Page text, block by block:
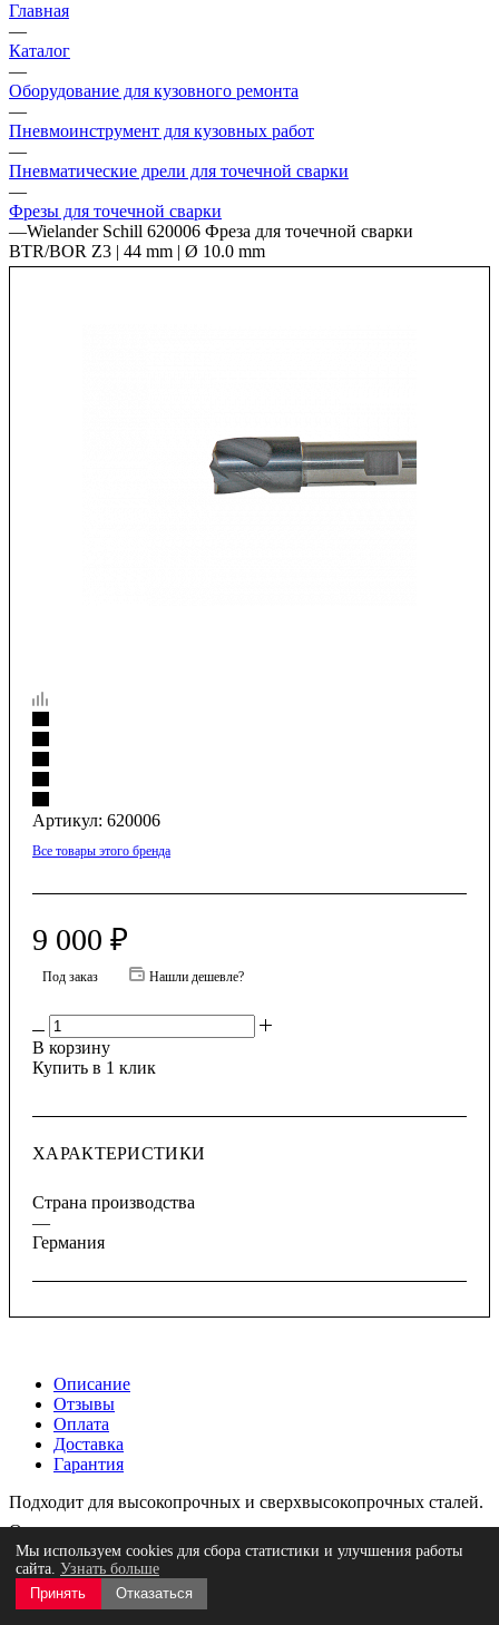
Главная
—
Каталог
—
Оборудование для кузовного ремонта
—
Пневмоинструмент для кузовных работ
—
Пневматические дрели для точечной сварки
—
Фрезы для точечной сварки
—Wielander Schill 620006 Фреза для точечной сварки
BTR/BOR Z3 | 44 mm | Ø 10.0 mm
Артикул: 620006
Все товары этого бренда
9 000 ₽
Под заказ Нашли дешевле?
В корзину
Купить в 1 клик
ХАРАКТЕРИСТИКИ
Страна производства
—
Германия
Описание
Отзывы
Оплата
Доставка
Гарантия
Подходит для высокопрочных и сверхвысокопрочных сталей.
Отзывы
Нет оценок
Мы используем cookies для сбора статистики и улучшения работы
сайта. Узнать больше
Принять
Отказаться